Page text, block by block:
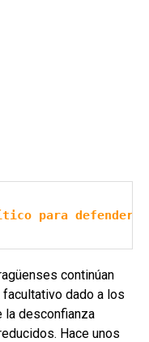
para defender
continúan
dado a los
la desconfianza
Hace unos